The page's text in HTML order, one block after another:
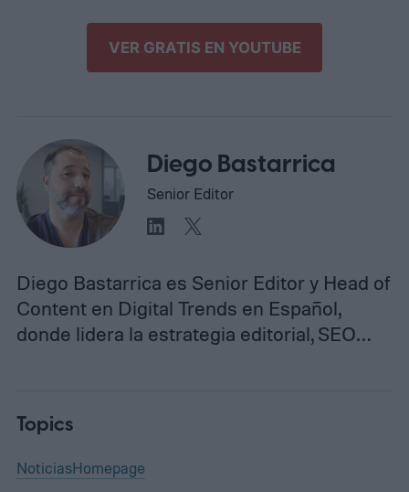
VER GRATIS EN YOUTUBE
Diego Bastarrica
Senior Editor
Diego Bastarrica es Senior Editor y Head of
Content en Digital Trends en Español,
donde lidera la estrategia editorial, SEO…
Topics
NoticiasHomepage